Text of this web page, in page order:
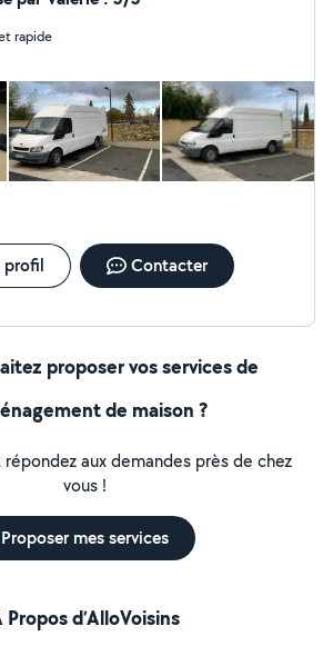
rapide
profil Contacter
proposer vos services de
de maison ?
répondez aux demandes près de chez
vous !
Proposer mes services
Propos d’AlloVoisins